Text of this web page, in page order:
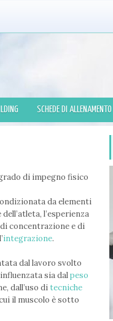
SCHEDE DI ALLENAMENTO
di impegno fisico
da elementi
l’esperienza
concentrazione e di
integrazione.
dal lavoro svolto
sia dalpeso
dall’uso ditecniche
il muscolo è sotto